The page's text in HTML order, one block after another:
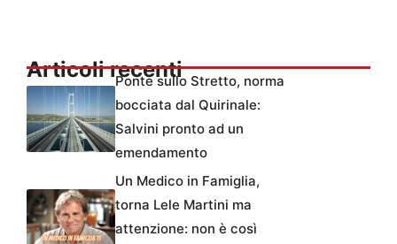
Articoli recentiPonte sullo Stretto, norma
bocciata dal Quirinale:
Salvini pronto ad un
emendamento
Un Medico in Famiglia,
torna Lele Martini ma
attenzione: non è così